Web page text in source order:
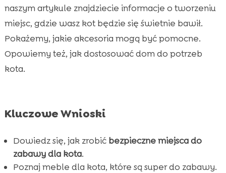

Akcesoria dla kota, które wspierają
bezpieczną zabawę
Bezpieczne miejsca do zabawy dla kota w
domu
atrakcyjnych miejsc do zabawy
aktywnościach domowych
 Bezpieczne miejsca do zabawy dla kota –
Przegląd najlepszych rozwiązań
naszym artykule znajdziecie informacje o tworzeniu
miejsc, gdzie wasz kot będzie się świetnie bawił.
Pokażemy, jakie akcesoria mogą być pomocne.
Opowiemy też, jak dostosować dom do potrzeb
kota.
Kluczowe Wnioski
Dowiedz się, jak zrobić bezpieczne miejsca do
zabawy dla kota.
Poznaj meble dla kota, które są super do zabawy.